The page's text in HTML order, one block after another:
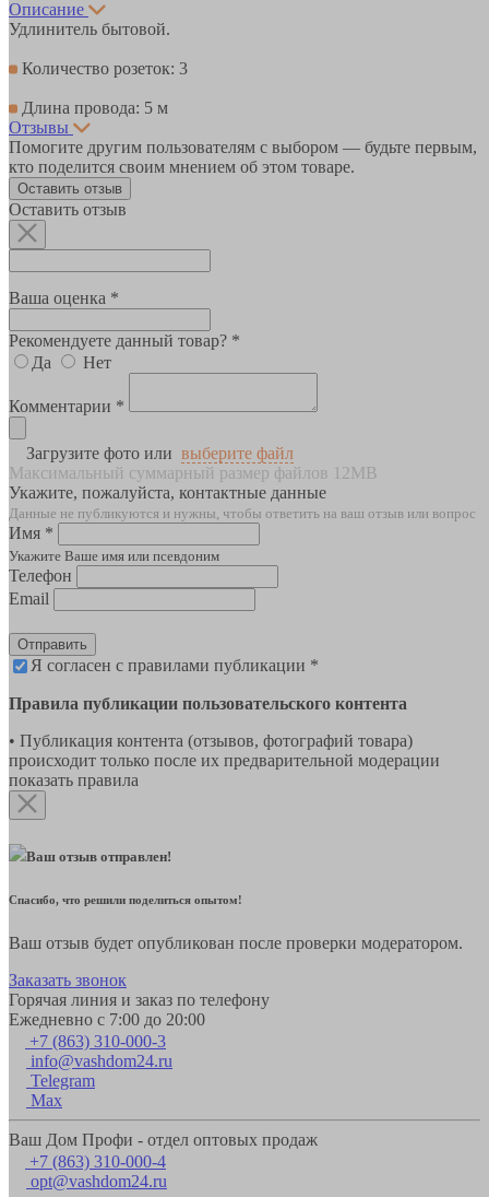
Описание
Удлинитель бытовой.
Количество розеток: 3
Длина провода: 5 м
Отзывы
Помогите другим пользователям с выбором — будьте первым,
кто поделится своим мнением об этом товаре.
Оставить отзыв
Оставить отзыв
Ваша оценка *
Рекомендуете данный товар? *
Да
Нет
Комментарии *
Загрузите фото или выберите файл
Максимальный суммарный размер файлов 12MB
Укажите, пожалуйста, контактные данные
Данные не публикуются и нужны, чтобы ответить на ваш отзыв или вопрос
Имя *
Укажите Ваше имя или псевдоним
Телефон
Email
Отправить
Я согласен с правилами публикации *
Правила публикации пользовательского контента
• Публикация контента (отзывов, фотографий товара)
происходит только после их предварительной модерации
показать правила
Ваш отзыв отправлен!
Спасибо, что решили поделиться опытом!
Ваш отзыв будет опубликован после проверки модератором.
Заказать звонок
Горячая линия и заказ по телефону
Ежедневно с 7:00 до 20:00
+7 (863) 310-000-3
info@vashdom24.ru
Telegram
Max
Ваш Дом Профи - отдел оптовых продаж
+7 (863) 310-000-4
opt@vashdom24.ru